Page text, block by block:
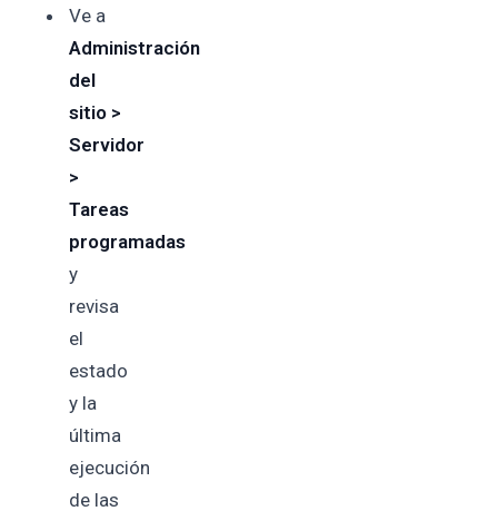
Ve a
Administración
del
sitio >
Servidor
>
Tareas
programadas
y
revisa
el
estado
y la
última
ejecución
de las